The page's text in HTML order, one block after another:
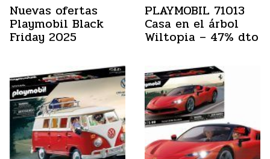
Nuevas ofertas
Playmobil Black
Friday 2025
PLAYMOBIL 71013
Casa en el árbol
Wiltopia – 47% dto